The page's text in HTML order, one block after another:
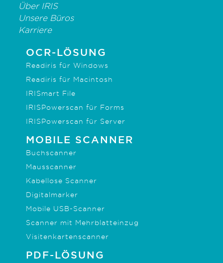
Über IRIS
Unsere Büros
Karriere
OCR-LÖSUNG
Readiris für Windows
Readiris für Macintosh
IRISmart File
IRISPowerscan für Forms
IRISPowerscan für Server
MOBILE SCANNER
Buchscanner
Mausscanner
Kabellose Scanner
Digitalmarker
Mobile USB-Scanner
Scanner mit Mehrblatteinzug
Visitenkartenscanner
PDF-LÖSUNG